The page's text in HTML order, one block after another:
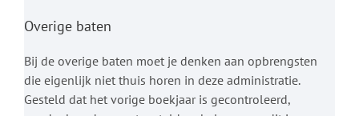
Overige baten
Bij de overige baten moet je denken aan opbrengsten
die eigenlijk niet thuis horen in deze administratie.
Gesteld dat het vorige boekjaar is gecontroleerd,